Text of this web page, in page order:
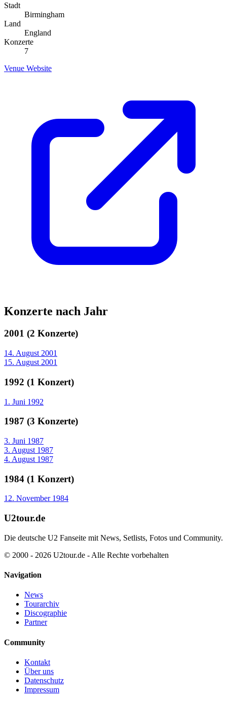
Stadt
Birmingham
Land
England
Konzerte
7
Venue Website
Konzerte nach Jahr
2001 (2 Konzerte)
14. August 2001
15. August 2001
1992 (1 Konzert)
1. Juni 1992
1987 (3 Konzerte)
3. Juni 1987
3. August 1987
4. August 1987
1984 (1 Konzert)
12. November 1984
U2tour.de
Die deutsche U2 Fanseite mit News, Setlists, Fotos und Community.
© 2000 - 2026 U2tour.de - Alle Rechte vorbehalten
Navigation
News
Tourarchiv
Discographie
Partner
Community
Kontakt
Über uns
Datenschutz
Impressum